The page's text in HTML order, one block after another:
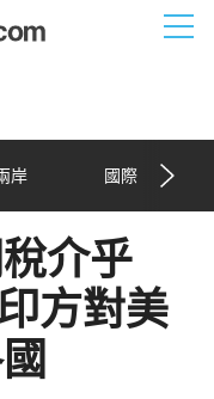
岸 國際
介乎
方對美